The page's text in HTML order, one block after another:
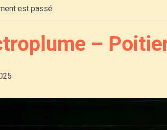
est passé.
–